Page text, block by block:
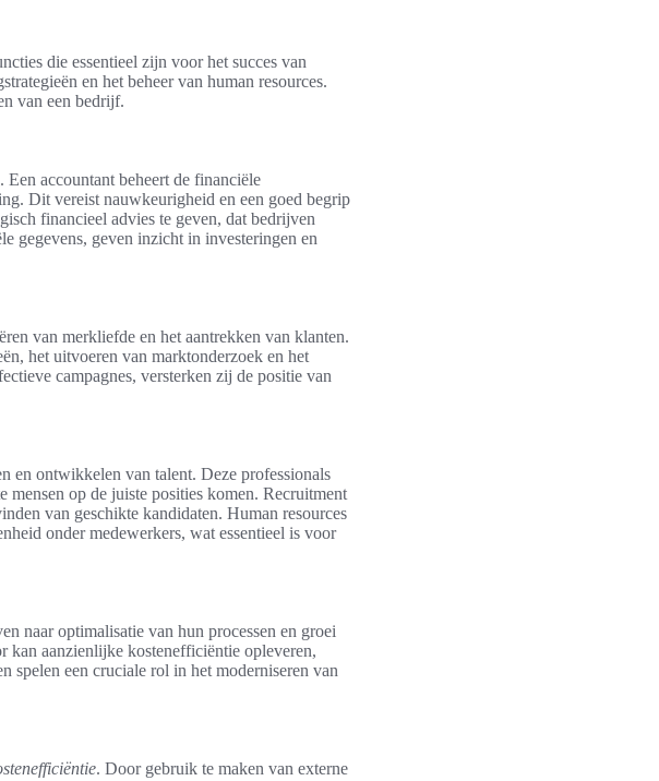
die essentieel zijn voor het succes van
en het beheer van human resources.
van een bedrijf.
accountant beheert de financiële
Dit vereist nauwkeurigheid en een goed begrip
financieel advies te geven, dat bedrijven
gegevens, geven inzicht in investeringen en
van merkliefde en het aantrekken van klanten.
het uitvoeren van marktonderzoek en het
campagnes, versterken zij de positie van
en ontwikkelen van talent. Deze professionals
op de juiste posities komen. Recruitment
van geschikte kandidaten. Human resources
onder medewerkers, wat essentieel is voor
naar optimalisatie van hun processen en groei
kan aanzienlijke kostenefficiëntie opleveren,
spelen een cruciale rol in het moderniseren van
. Door gebruik te maken van externe